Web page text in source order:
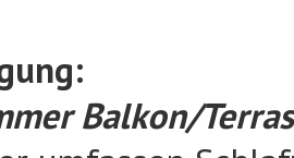
Balkon/